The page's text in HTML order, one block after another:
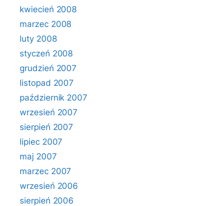
kwiecień 2008
marzec 2008
luty 2008
styczeń 2008
grudzień 2007
listopad 2007
październik 2007
wrzesień 2007
sierpień 2007
lipiec 2007
maj 2007
marzec 2007
wrzesień 2006
sierpień 2006